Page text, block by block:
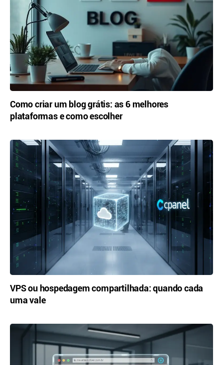
Como criar um blog grátis: as 6 melhores
plataformas e como escolher
VPS ou hospedagem compartilhada: quando cada
uma vale